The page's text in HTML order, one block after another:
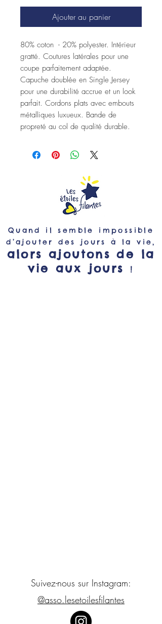
Ajouter au panier
80% coton - 20% polyester. Intérieur
gratté. Coutures latérales pour une
coupe parfaitement adaptée.
Capuche doublée en Single Jersey
pour une durabilité accrue et un look
parfait. Cordons plats avec embouts
métalliques luxueux. Bande de
propreté au col de qualité durable.
Quand il semble impossible
d’ajouter des jours à la vie,
alors ajoutons de la
vie aux jours
!
Suivez-nous sur Instagram:
@asso.lesetoilesfilantes